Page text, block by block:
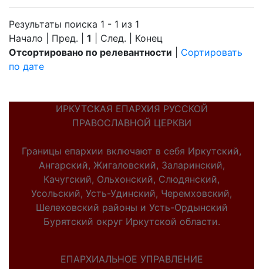
Результаты поиска 1 - 1 из 1
Начало | Пред. | 1 | След. | Конец
Отсортировано по релевантности
Сортировать
по дате
ИРКУТСКАЯ ЕПАРХИЯ РУССКОЙ
ПРАВОСЛАВНОЙ ЦЕРКВИ
Границы епархии включают в себя Иркутский,
Ангарский, Жигаловский, Заларинский,
Качугский, Ольхонский, Слюдянский,
Усольский, Усть-Удинский, Черемховский,
Шелеховский районы и Усть-Ордынский
Бурятский округ Иркутской области.
ЕПАРХИАЛЬНОЕ УПРАВЛЕНИЕ